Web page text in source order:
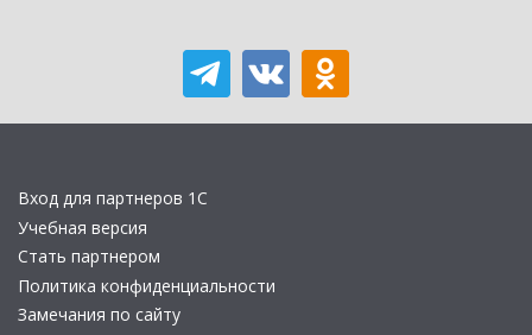
Вход для партнеров 1С
Учебная версия
Стать партнером
Политика конфиденциальности
Замечания по сайту